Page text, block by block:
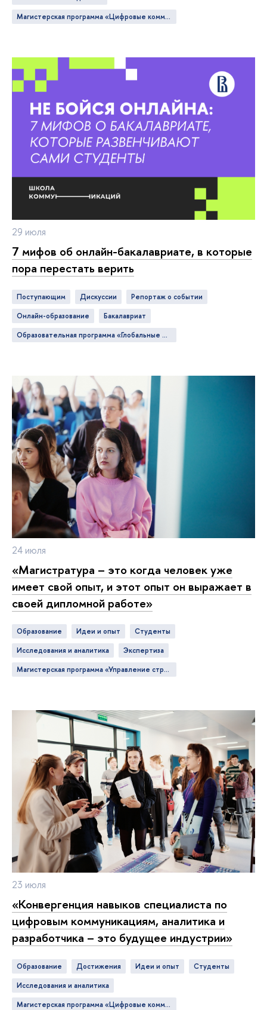
Магистерская программа «Цифровые коммуникации и продуктовая аналитика»
29 июля
7 мифов об онлайн-бакалавриате, в которые
пора перестать верить
Поступающим дискуссии
репортаж о событии
онлайн-образование
бакалавриат
Образовательная программа «Глобальные цифровые коммуникации»
24 июля
«Магистратура – это когда человек уже
имеет свой опыт, и этот опыт он выражает в
своей дипломной работе»
Образование идеи и опыт
студенты
исследования и аналитика
экспертиза
Магистерская программа «Управление стратегическими коммуникациями»
23 июля
«Конвергенция навыков специалиста по
цифровым коммуникациям, аналитика и
разработчика – это будущее индустрии»
Образование достижения идеи и опыт
студенты
исследования и аналитика
Магистерская программа «Цифровые коммуникации и продуктовая аналитика»